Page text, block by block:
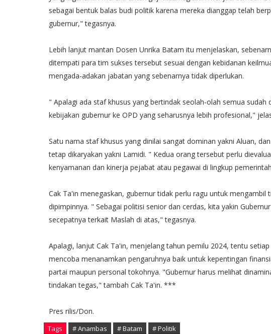
sebagai bentuk balas budi politik karena mereka dianggap telah
gubernur," tegasnya.
Lebih lanjut mantan Dosen Unrika Batam itu menjelaskan,
ditempati para tim sukses tersebut sesuai dengan kebidanan
mengada-adakan jabatan yang sebenarnya tidak diperlukan.
" Apalagi ada staf khusus yang bertindak seolah-olah semua
kebijakan gubernur ke OPD yang seharusnya lebih profesional,"
Satu nama staf khusus yang dinilai sangat dominan yakni Aluan,
tetap dikaryakan yakni Lamidi. " Kedua orang tersebut perlu
kenyamanan dan kinerja pejabat atau pegawai di lingkup
Cak Ta'in menegaskan, gubernur tidak perlu ragu untuk
dipimpinnya. " Sebagai politisi senior dan cerdas, kita yakin
secepatnya terkait Maslah di atas," tegasnya.
Apalagi, lanjut Cak Ta'in, menjelang tahun pemilu 2024, tentu
mencoba menanamkan pengaruhnya baik untuk kepentingan
partai maupun personal tokohnya. "Gubernur harus melihat
tindakan tegas," tambah Cak Ta'in. ***
Pres rilis/Don.
Tags # Anambas # Batam # Politik